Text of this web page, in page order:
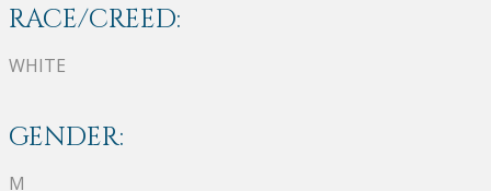
RACE/CREED:
WHITE
GENDER:
M